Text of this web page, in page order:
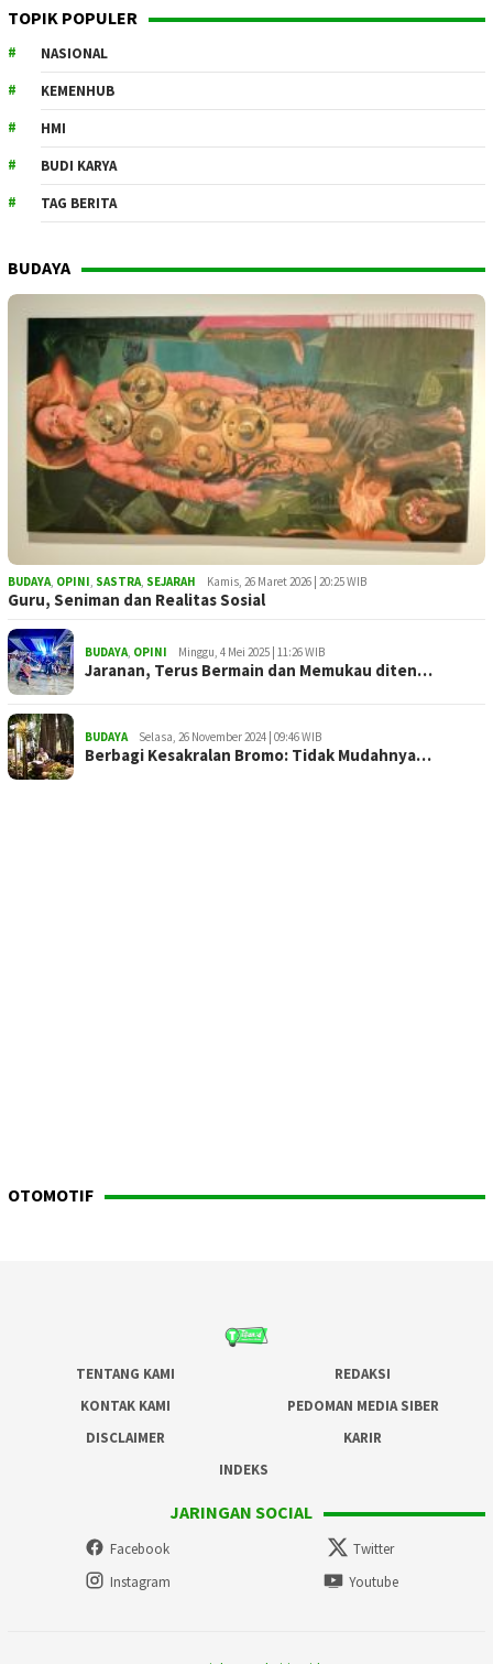
TOPIK POPULER
NASIONAL
KEMENHUB
HMI
BUDI KARYA
TAG BERITA
BUDAYA
BUDAYA OPINI SASTRA SEJARAH Kamis, 26 Maret 2026 | 20:25 WIB
Guru, Seniman dan Realitas Sosial
BUDAYA OPINI Minggu, 4 Mei 2025 | 11:26 WIB
Jaranan, Terus Bermain dan Memukau diten…
BUDAYA Selasa, 26 November 2024 | 09:46 WIB
Berbagi Kesakralan Bromo: Tidak Mudahnya…
OTOMOTIF
TENTANG KAMI
REDAKSI
KONTAK KAMI
PEDOMAN MEDIA SIBER
DISCLAIMER
KARIR
INDEKS
JARINGAN SOCIAL
Facebook
Twitter
Instagram
Youtube